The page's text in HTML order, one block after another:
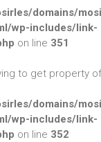
domains/
wp-includes/link-
on line 351
to get property
domains/
wp-includes/link-
on line 352